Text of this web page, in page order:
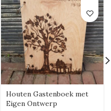
Houten Gastenboek met
Eigen Ontwerp